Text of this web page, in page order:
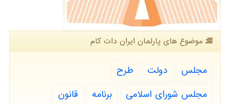
موضوع های پارلمان ایران دات كام
مجلس دولت
طرح
مجلس شورای اسلامی
برنامه
قانون